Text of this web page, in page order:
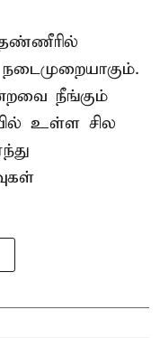
தண்ணீரில்
நீங்கும்
உள்ள சில